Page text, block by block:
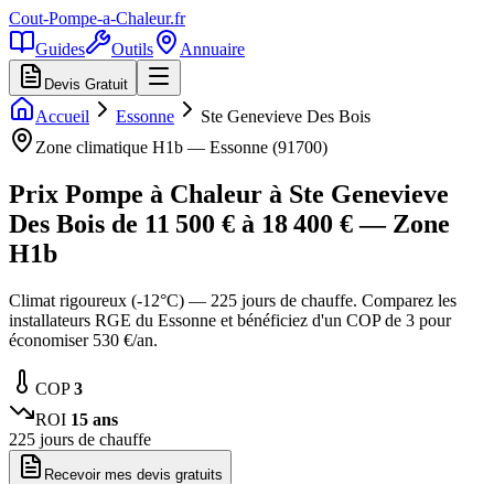
Cout-Pompe-a-Chaleur.fr
Guides
Outils Annuaire
Devis Gratuit
Accueil Essonne
Ste Genevieve Des Bois
Zone climatique H1b — Essonne (91700)
Prix Pompe à Chaleur à Ste Genevieve
Des Bois de 11 500 € à 18 400 € — Zone
H1b
Climat rigoureux (-12°C) — 225 jours de chauffe. Comparez les
installateurs RGE du Essonne et bénéficiez d'un COP de 3 pour
économiser 530 €/an.
COP3
ROI 15 ans
225 jours de chauffe
Recevoir mes devis gratuits